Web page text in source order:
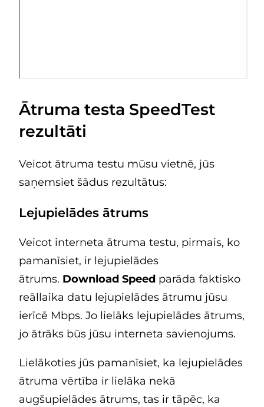
Ātruma testa SpeedTest
rezultāti
Veicot ātruma testu mūsu vietnē, jūs
saņemsiet šādus rezultātus:
Lejupielādes ātrums
Veicot interneta ātruma testu, pirmais, ko
pamanīsiet, ir lejupielādes
ātrums. Download Speed parāda faktisko
reāllaika datu lejupielādes ātrumu jūsu
ierīcē Mbps. Jo lielāks lejupielādes ātrums,
jo ātrāks būs jūsu interneta savienojums.
Lielākoties jūs pamanīsiet, ka lejupielādes
ātruma vērtība ir lielāka nekā
augšupielādes ātrums, tas ir tāpēc, ka